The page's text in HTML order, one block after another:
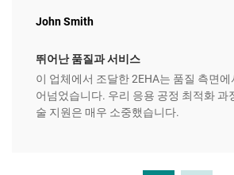
John Smith
뛰어난 품질과 서비스
이 업체에서 조달한 2EHA는 품질 측면에
어넘었습니다. 우리 응용 공정 최적화 과
술 지원은 매우 소중했습니다.